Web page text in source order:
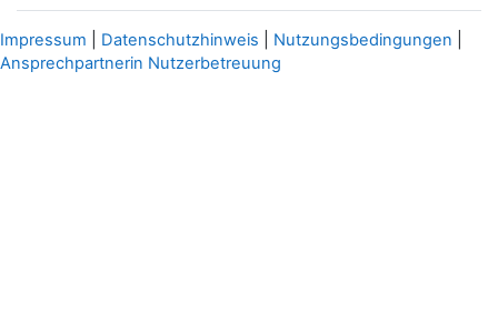
Impressum Datenschutzhinweis Nutzungsbedingungen
Ansprechpartnerin Nutzerbetreuung